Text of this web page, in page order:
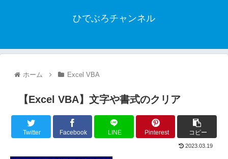
ひでぶろチャンネル
ホーム Excel VBA
【Excel VBA】文字や書式のクリア
Twitter Facebook LINE Pinterest コピー
2023.03.19